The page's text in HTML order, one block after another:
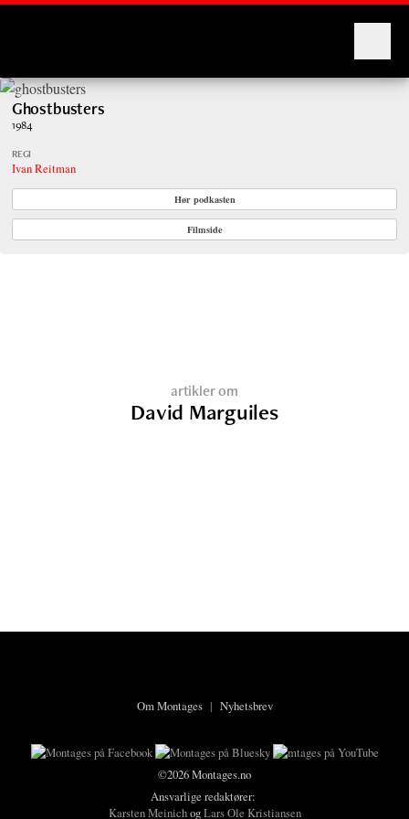
Ghostbusters
1984
REGI
Ivan Reitman
Hør podkasten
Filmside
artikler om
David Marguiles
Om Montages| Nyhetsbrev
©2026 Montages.no
Ansvarlige redaktører:
Karsten MeinichogLars Ole Kristiansen